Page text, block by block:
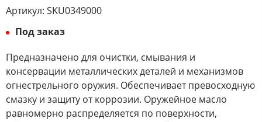
Артикул: SKU0349000
Под заказ
Предназначено для очистки, смывания и
консервации металлических деталей и механизмов
огнестрельного оружия. Обеспечивает превосходную
смазку и защиту от коррозии. Оружейное масло
равномерно распределяется по поверхности,